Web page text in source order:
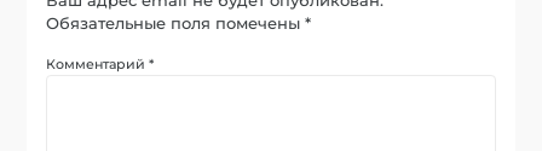
Обязательные поля помечены*
Комментарий*